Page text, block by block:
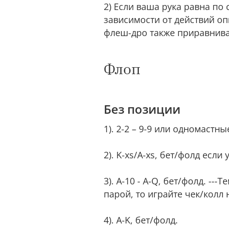
2) Если ваша рука равна по
зависимости от действий
флеш-дро также
Флоп
Без позиции
1). 2-2 – 9-9 или
2). K-xs/A-xs, бет/фолд
3). A-10 - A-Q, бет/фолд. ---
парой, то играйте чек/
4). A-K, бет/фолд.